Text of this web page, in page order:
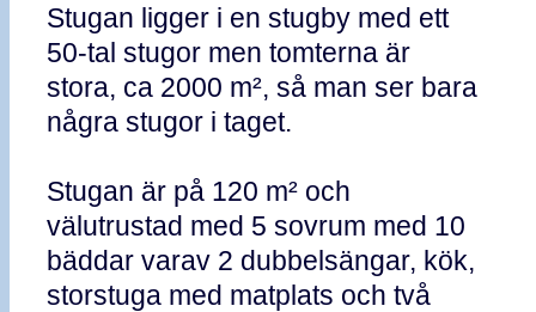
Stugan ligger i en stugby med ett
50-tal stugor men tomterna är
stora, ca 2000 m², så man ser bara
några stugor i taget.
Stugan är på 120 m² och
välutrustad med 5 sovrum med 10
bäddar varav 2 dubbelsängar, kök,
storstuga med matplats och två